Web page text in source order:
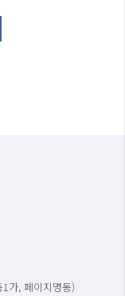
가, 페이지명동)